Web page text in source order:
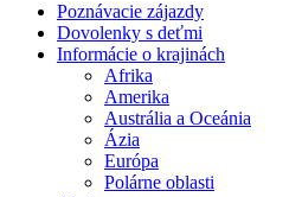
Poznávacie zájazdy
Dovolenky s deťmi
Informácie o krajinách
Afrika
Amerika
Austrália a Oceánia
Ázia
Európa
Polárne oblasti